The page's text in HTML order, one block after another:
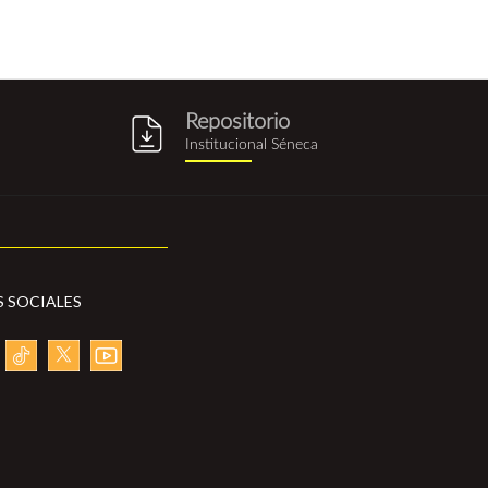
Repositorio
Institucional Séneca
SOCIALES